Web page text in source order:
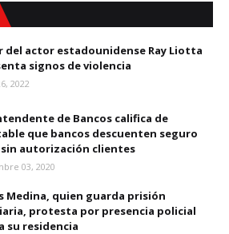
del actor estadounidense Ray Liotta
signos de violencia
2022
de Bancos califica de
que bancos descuenten seguro
sin autorización clientes
03, 2020
Medina, quien guarda prisión
protesta por presencia policial
su residencia